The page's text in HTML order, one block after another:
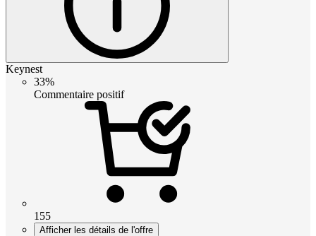
Keynest
33%
Commentaire positif
155
Afficher les détails de l'offre